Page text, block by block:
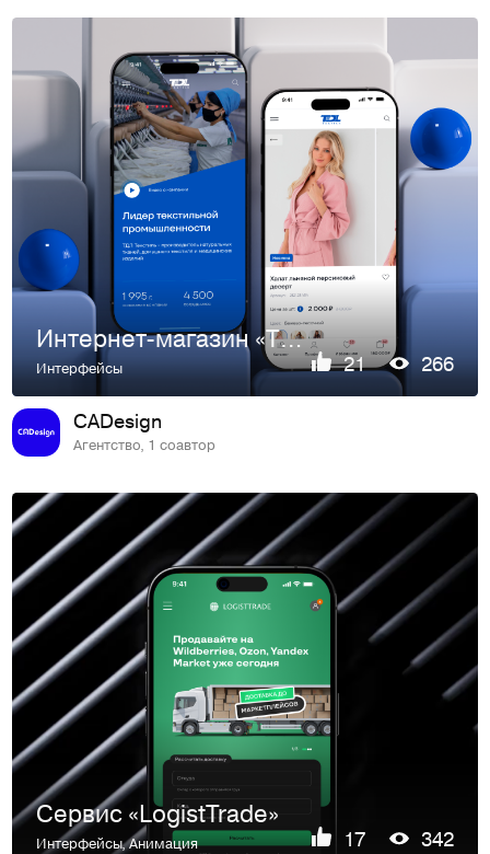
Интернет-магазин «TDL»
Интерфейсы 21 266
CADesign
Агентство, 1 соавтор
Сервис «LogistTrade»
Интерфейсы,Анимация 17 342